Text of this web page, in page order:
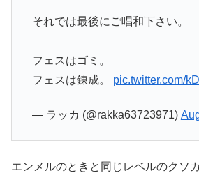
それでは最後にご唱和下さい。
フェスはゴミ。
フェスは錬成。 pic.twitter.com/
— ラッカ (@rakka63723971)
エンメルのときと同じレベルのクソガ